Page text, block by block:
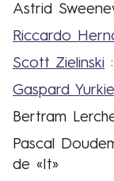
Astrid
Riccardo
Scott Zielinski
Gaspard
Bertram
Pascal
de «It»